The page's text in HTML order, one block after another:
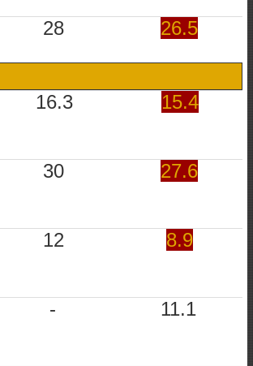
28 26.5
16.3 15.4
30 27.6
12 8.9
- 11.1